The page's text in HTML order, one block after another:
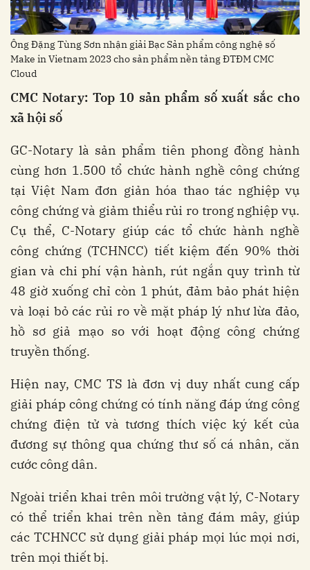
Ông Đặng Tùng Sơn nhận giải Bạc Sản phẩm công nghệ số
Make in Vietnam 2023 cho sản phẩm nền tảng ĐTĐM CMC
Cloud
CMC Notary: Top 10 sản phẩm số xuất sắc cho
xã hội số
GC-Notary là sản phẩm tiên phong đồng hành
cùng hơn 1.500 tổ chức hành nghề công chứng
tại Việt Nam đơn giản hóa thao tác nghiệp vụ
công chứng và giảm thiểu rủi ro trong nghiệp vụ.
Cụ thể, C-Notary giúp các tổ chức hành nghề
công chứng (TCHNCC) tiết kiệm đến 90% thời
gian và chi phí vận hành, rút ngắn quy trình từ
48 giờ xuống chỉ còn 1 phút, đảm bảo phát hiện
và loại bỏ các rủi ro về mặt pháp lý như lừa đảo,
hồ sơ giả mạo so với hoạt động công chứng
truyền thống.
Hiện nay, CMC TS là đơn vị duy nhất cung cấp
giải pháp công chứng có tính năng đáp ứng công
chứng điện tử và tương thích việc ký kết của
đương sự thông qua chứng thư số cá nhân, căn
cước công dân.
Ngoài triển khai trên môi trường vật lý, C-Notary
có thể triển khai trên nền tảng đám mây, giúp
các TCHNCC sử dụng giải pháp mọi lúc mọi nơi,
trên mọi thiết bị.